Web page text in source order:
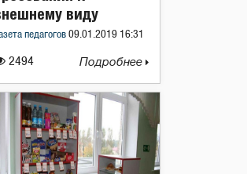
2494
виду
педагогов 09.01.2019 16:31
Подробнее